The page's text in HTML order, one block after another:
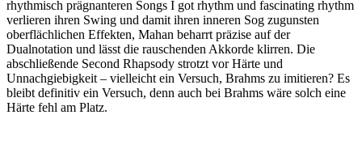
rhythmisch prägnanteren Songs I got rhythm und fascinating rhythm
verlieren ihren Swing und damit ihren inneren Sog zugunsten
oberflächlichen Effekten, Mahan beharrt präzise auf der
Dualnotation und lässt die rauschenden Akkorde klirren. Die
abschließende Second Rhapsody strotzt vor Härte und
Unnachgiebigkeit – vielleicht ein Versuch, Brahms zu imitieren? Es
bleibt definitiv ein Versuch, denn auch bei Brahms wäre solch eine
Härte fehl am Platz.